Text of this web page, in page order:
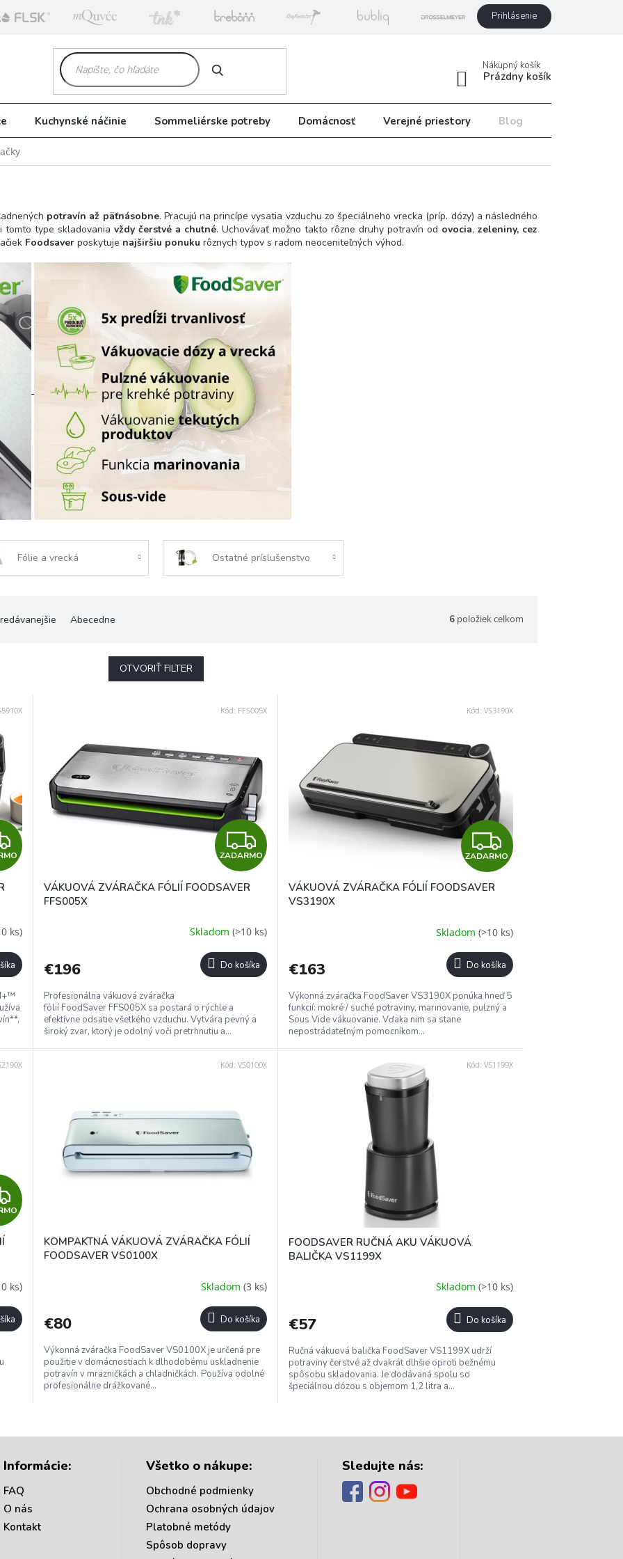
Prihlásenie
HĽADAŤ Nákupný košík
Prázdny košík
Kuchynské náčinie Sommeliérske potreby Domácnosť Verejné priestory Blog
potravín až päťnásobne. Pracujú na princípe vysatia vzduchu zo špeciálneho vrecka (príp. dózy) a následného
tomto type skladovania vždy čerstvé a chutné. Uchovávať možno takto rôzne druhy potravín od ovocia, zeleniny, cez
Foodsaver poskytuje najširšiu ponuku rôznych typov s radom neoceniteľných výhod.
Fólie a vrecká Ostatné príslušenstvo
Abecedne 6 položiek celkom
OTVORIŤ FILTER
Z
A
A
R
M
O
ks)
Z
A
A
R
M
O
ZADARMO
VÁKUOVÁ ZVÁRAČKA FÓLIÍ FOODSAVER
FFS005X
Skladom(>10 ks)
€196 Do košíka
Profesionálna vákuová zváračka
fólií FoodSaver FFS005X sa postará o rýchle a
efektívne odsatie všetkého vzduchu. Vytvára pevný a
široký zvar, ktorý je odolný voči pretrhnutiu a...
Kód: FFS005X
Z
A
A
R
M
O
ZADARMO
VÁKUOVÁ ZVÁRAČKA FÓLIÍ FOODSAVER
VS3190X
Skladom (>10 ks)
€163 Do košíka
Výkonná zváračka FoodSaver VS3190X ponúka hneď 5
funkcií: mokré / suché potraviny, marinovanie, pulzný a
Sous Vide vákuovanie. Vďaka nim sa stane
nepostrádateľným pomocníkom...
Kód: VS3190X
Z
A
A
R
M
ks)
KOMPAKTNÁ VÁKUOVÁ ZVÁRAČKA FÓLIÍ
FOODSAVER VS0100X
Skladom(3 ks)
€80 Do košíka
Výkonná zváračka FoodSaver VS0100X je určená pre
použitie v domácnostiach k dlhodobému uskladnenie
potravín v mrazničkách a chladničkách. Používa odolné
profesionálne drážkované...
Kód:VS0100X
FOODSAVER RUČNÁ AKU VÁKUOVÁ
BALIČKA VS1199X
Skladom (>10 ks)
€57 Do košíka
Ručná vákuová balička FoodSaver VS1199X udrží
potraviny čerstvé až dvakrát dlhšie oproti bežnému
spôsobu skladovania. Je dodávaná spolu so
špeciálnou dózou s objemom 1,2 litra a...
Kód: VS1199X
v
á
d
a
c
i
e
p
r
Informácie:
FAQ
O nás
Kontakt
Všetko o nákupe:
Obchodné podmienky
Ochrana osobných údajov
Platobné metódy
Spôsob dopravy
Sledujte nás: